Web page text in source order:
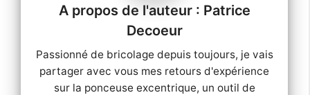
le Ponçage Bois
et
Patrice
Decoeur
Passionné de bricolage depuis toujours, je vais
partager avec vous mes retours d'expérience
sur la ponceuse excentrique, un outil de